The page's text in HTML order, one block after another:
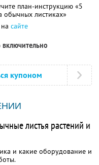
план-инструкцию «5
обычных листиках»
сайте
купоном
листья растений и
и какие оборудование и